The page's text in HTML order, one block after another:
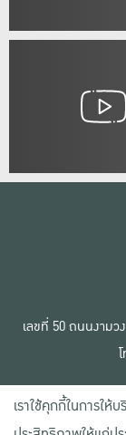
เลขที่ 50 ถนนงามว
เราใช้คุกกี้ในการให้